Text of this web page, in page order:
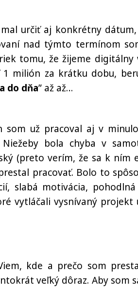
určiť aj konkrétny
nad týmto termínom
tomu, že žijeme digitálny
milión za krátku dobu,
do dňa” až až…
som už pracoval aj v
bola chyba v
(preto verím, že sa k ním
pracovať. Bolo to
slabá motivácia, pohodlná
vytláčali vysnívaný projekt
kde a prečo som
veľký dôraz. Aby som